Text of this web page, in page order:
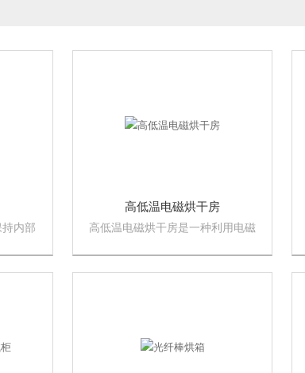
内部
循环系
燥提供
高低温电磁烘干房
高低温电磁烘干房是一种利用电磁
过电磁感应产生热能，从而实现对
物料的烘干。